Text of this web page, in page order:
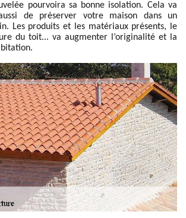
pourvoira sa bonne isolation. Cela va
de préserver votre maison dans un
Les produits et les matériaux présents, le
du toit... va augmenter l’originalité et la